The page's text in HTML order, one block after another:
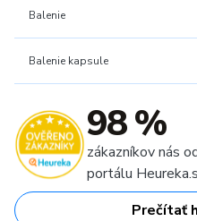
Balenie
Balenie kapsule
98 %
zákazníkov nás
portálu
Prečítať